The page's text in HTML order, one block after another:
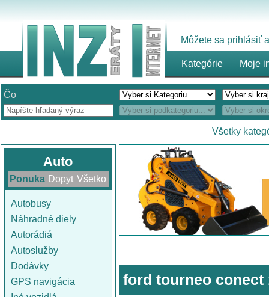
Môžete sa prihlásiť
Kategórie Moje
Čo
Všetky
Auto
Ponuka Dopyt Všetko
Autobusy
Náhradné diely
Autorádiá
Autoslužby
Dodávky
GPS navigácia
ford tourneo conect